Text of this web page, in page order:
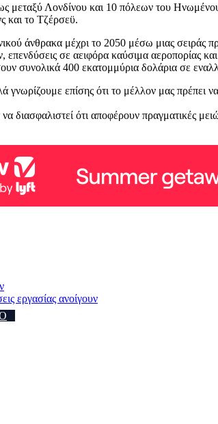
μεταξύ Λονδίνου και 10 πόλεων του
και το Τζέρσεϋ.
άνθρακα μέχρι το 2050 μέσω μιας
σε αειφόρα καύσιμα αεροπορίας και
συνολικά 400 εκατομμύρια δολάρια σε
γνωρίζουμε επίσης ότι το μέλλον μας
διασφαλιστεί ότι αποφέρουν πραγματικές
εργασίας ανοίγουν